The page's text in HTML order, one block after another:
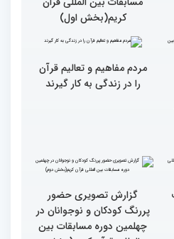
گزارش تصویری حضور
مهمانان در غرفه های
نمایشگاهی چهلمین دوره
کریم(بخش اول)